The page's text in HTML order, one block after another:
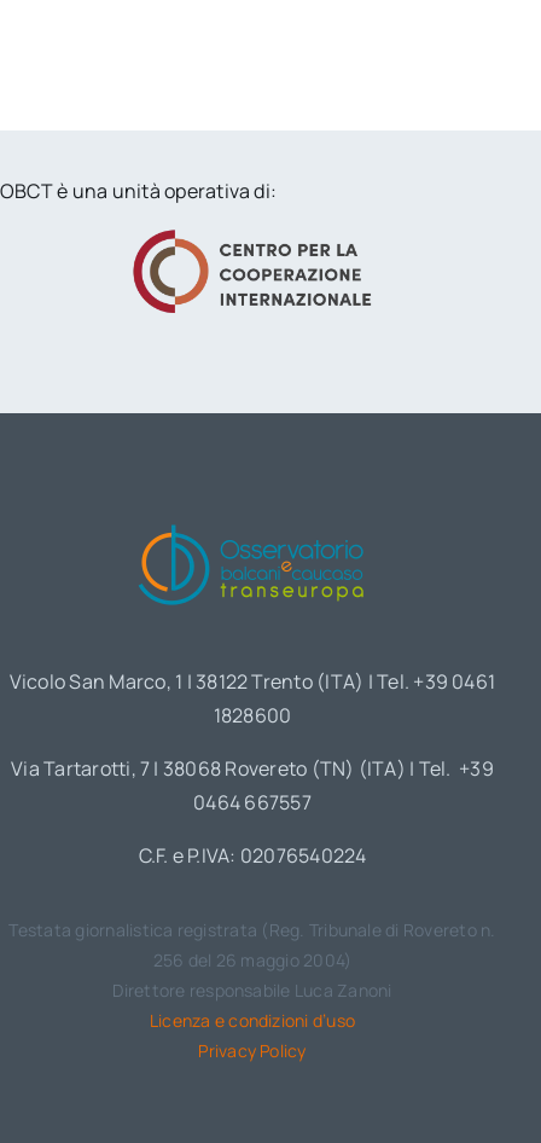
OBCT è una unità operativa di:
Vicolo San Marco, 1 | 38122 Trento (ITA) | Tel. +39 0461
1828600
Via Tartarotti, 7 | 38068 Rovereto (TN) (ITA) | Tel. +39
0464 667557
C.F. e P.IVA: 02076540224
Testata giornalistica registrata (Reg. Tribunale di Rovereto n.
256 del 26 maggio 2004)
Direttore responsabile Luca Zanoni
Licenza e condizioni d’uso
Privacy Policy